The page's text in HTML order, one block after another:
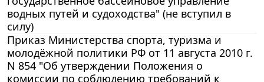
водных путей и судоходства" (не вступил в
силу)
Приказ Министерства спорта, туризма и
молодёжной политики РФ от 11 августа 2010 г.
N 854 "Об утверждении Положения о
комиссии по соблюдению требований к